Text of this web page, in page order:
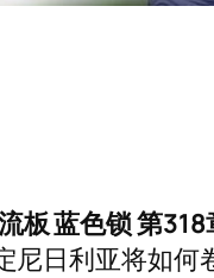
板蓝色锁第318
日利亚将如何